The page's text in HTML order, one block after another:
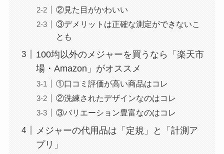
②見た目がかわいい
③デメリットは正確な測定ができないこ
とも
100均以外のメジャーを買うなら「楽天市
場・Amazon」がオススメ
①口コミ評価が高い商品はコレ
②洗練されたデザインなのはコレ
③バリエーション豊富なのはコレ
メジャーの代用品は「定規」と「計測ア
プリ」